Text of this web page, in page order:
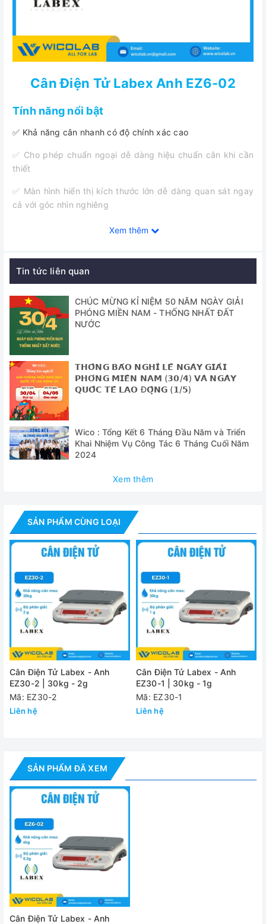
Cân Điện Tử Labex Anh EZ6-02
Tính năng nổi bật
✅ Khả năng cân nhanh có độ chính xác cao
✅ Cho phép chuẩn ngoại dễ dàng hiệu chuẩn cân khi cần
thiết
✅ Màn hình hiển thị kích thước lớn dễ dàng quan sát ngay
cả với góc nhìn nghiêng
✅ Cân có chức năng bảo vệ quá tải - báo lỗi tự
với nhiều nhu cầu.
Thông số kỹ thuật
Model
Khả năng cân
tối đa
Độ phân giải 0.2g
Độ lập lại
Màn hình hiển
thị
Kỹ thuật số
375 x 355 x 155mm
Kích thước tổng
770 x 375 x 330mm
Trọng lượng
NW/GW
18kg / 16kg
Nguồn điện AC 220V/ 50Hz
Đánh giá
Xem thêm
Tin tức liên quan
CHÚC MỪNG KỈ NIỆM 50 NĂM NGÀY GIẢI
PHÓNG MIỀN NAM - THỐNG NHẤT ĐẤT
NƯỚC
𝗧𝗛𝗢̂𝗡𝗚 𝗕𝗔́𝗢 𝗡𝗚𝗛𝗜̉ 𝗟𝗘̂̃ 𝗡𝗚𝗔̀𝗬 𝗚𝗜𝗔̉𝗜
𝗣𝗛𝗢́𝗡𝗚 𝗠𝗜𝗘̂̀𝗡 𝗡𝗔𝗠 (𝟯𝟬/𝟰) 𝗩𝗔̀ 𝗡𝗚𝗔̀𝗬
𝗤𝗨𝗢̂́𝗖 𝗧𝗘̂́ 𝗟𝗔𝗢 Đ𝗢̣̂𝗡𝗚 (𝟭/𝟱)
Wico : Tổng Kết 6 Tháng Đầu Năm và Triển
Khai Nhiệm Vụ Công Tác 6 Tháng Cuối Năm
2024
Xem thêm
SẢN PHẨM CÙNG LOẠI
Cân Điện Tử Labex - Anh
EZ30-2 | 30kg - 2g
Mã: EZ30-2
Liên hệ
Cân Điện Tử Labex - Anh
EZ30-1 | 30kg - 1g
Mã: EZ30-1
Liên hệ
SẢN PHẨM ĐÃ XEM
Cân Điện Tử Labex - Anh